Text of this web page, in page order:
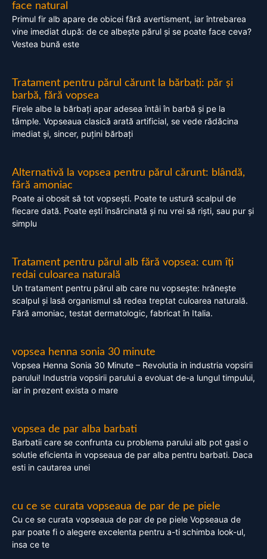
face natural
Primul fir alb apare de obicei fără avertisment, iar întrebarea
vine imediat după: de ce albește părul și se poate face ceva?
Vestea bună este
Tratament pentru părul cărunt la bărbați: păr și
barbă, fără vopsea
Firele albe la bărbați apar adesea întâi în barbă și pe la
tâmple. Vopseaua clasică arată artificial, se vede rădăcina
imediat și, sincer, puțini bărbați
Alternativă la vopsea pentru părul cărunt: blândă,
fără amoniac
Poate ai obosit să tot vopsești. Poate te ustură scalpul de
fiecare dată. Poate ești însărcinată și nu vrei să riști, sau pur și
simplu
Tratament pentru părul alb fără vopsea: cum îți
redai culoarea naturală
Un tratament pentru părul alb care nu vopsește: hrănește
scalpul și lasă organismul să redea treptat culoarea naturală.
Fără amoniac, testat dermatologic, fabricat în Italia.
vopsea henna sonia 30 minute
Vopsea Henna Sonia 30 Minute – Revolutia in industria vopsirii
parului! Industria vopsirii parului a evoluat de-a lungul timpului,
iar in prezent exista o mare
vopsea de par alba barbati
Barbatii care se confrunta cu problema parului alb pot gasi o
solutie eficienta in vopseaua de par alba pentru barbati. Daca
esti in cautarea unei
cu ce se curata vopseaua de par de pe piele
Cu ce se curata vopseaua de par de pe piele Vopseaua de
par poate fi o alegere excelenta pentru a-ti schimba look-ul,
insa ce te